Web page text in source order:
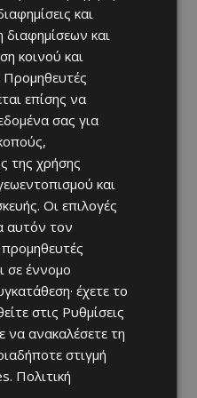
την Κυβέρνηση να στηρίξει
ξενοδοχειακή
Viber
και
διαφημίσεων και
κοινού και
Προμηθευτές
επίσης να
σας για
της χρήσης
και
Οι επιλογές
αυτόν τον
σε έννομο
έχετε το
στις Ρυθμίσεις
να ανακαλέσετε τη
στιγμή
. Πολιτική